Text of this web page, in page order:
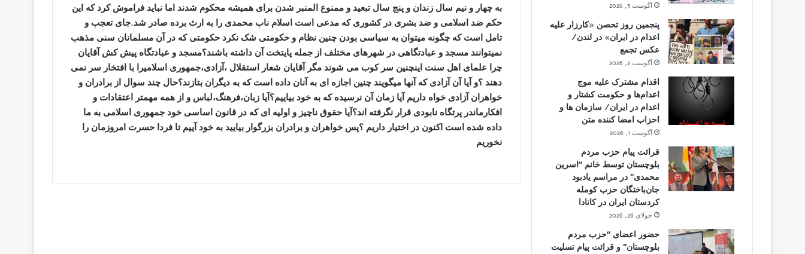
به چهار و نیم سال زندان و پنج سال تبعید و ممنوع المنبر شدن برای همیشه محکوم شدند اما نباید فراموش کرد که این
حکم ضد اسلامی و ضد بشری در کشوری که مدعی است اسلام ناب محمدی را به ارث برده صادر شد.جای تعجب و
تامل است که چگونه میتوان به سیاسی بودن چنین نظام و حکومتی شک نکرد حکومتی که در آن مسلمانان سنی مذهب
نمیتوانند مسجد و عبادتگاهی در شهرهای مختلف از جمله پایتخت آن داشته باشند؟مسجد و عبادتگاه پیش کش آقایان
چرا علمای اهل سنت اینچنین سر کوب می شوند مگر آقایان شعار استقلال ،آزادی،جمهوری اسلامیرا با افتخار سر نمی
دهند ؟و آیا آن آزادی که آنها میگویند چنین اجازه ای به آنان داده است که به دیگران بتازند؟حال چند سوال از برادران و
خواهران آزادی خواه داریم آیا زمان آن نرسیده که به خود بیاییم؟آیا زبان،فرهنگ،لباس و از همه مهمتر اعتقادات و
افکارماندر پرتگاه نابودی قرار نگرفته اند؟آیا حقوق ناچیز و اولیه ای که در قانون اساسی خود جمهوری اسلامی به ما
داده شده است اکنون در اختیار داریم ؟پس خواهران و برادران بزرگوار بیایید به خود آییم تا فردا حسرت امروزمان را
نخوریم
آگوست 3, 2026
پنجمین روز تحصن «کارزار علیه
اعدام در ایران» در لندن/
عکس تجمع
آگوست 2, 2026
اقدام مشترک علیه موج
اعدام‌ها و حکومت کشتار و
اعدام در ایران/ سازمان ها و
احزاب امضا کننده متن
آگوست 1, 2026
قرائت پیام حزب مردم
بلوچستان توسط خانم “اسرین
محمدی” در مراسم یادبود
جان‌باختگان حزب کومله
کردستان ایران در کانادا
جولای 26, 2026
حضور اعضای “حزب مردم
بلوچستان” و قرائت پیام تسلیت